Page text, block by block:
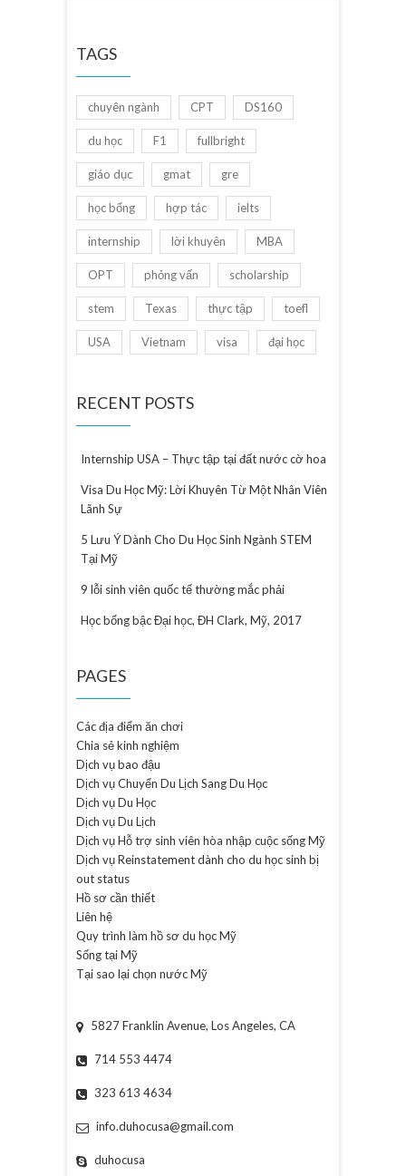
TAGS
chuyên ngành CPT DS160
du học F1 fullbright
giáo dục gmat gre
học bổng hợp tác ielts
internship lời khuyên MBA
OPT phỏng vấn scholarship
stem Texas thực tập toefl
USA Vietnam visa đại học
RECENT POSTS
Internship USA – Thực tập tại đất nước cờ hoa
Visa Du Học Mỹ: Lời Khuyên Từ Một Nhân Viên
Lãnh Sự
5 Lưu Ý Dành Cho Du Học Sinh Ngành STEM
Tại Mỹ
9 lỗi sinh viên quốc tế thường mắc phải
Học bổng bậc Đại học, ĐH Clark, Mỹ, 2017
PAGES
Các địa điểm ăn chơi
Chia sẻ kinh nghiệm
Dịch vụ bao đậu
Dịch vụ Chuyển Du Lịch Sang Du Học
Dịch vụ Du Học
Dịch vụ Du Lịch
Dịch vụ Hỗ trợ sinh viên hòa nhập cuộc sống Mỹ
Dịch vụ Reinstatement dành cho du học sinh bị
out status
Hồ sơ cần thiết
Liên hệ
Quy trình làm hồ sơ du học Mỹ
Sống tại Mỹ
Tại sao lại chọn nước Mỹ
5827 Franklin Avenue, Los Angeles, CA
714 553 4474
323 613 4634
info.duhocusa@gmail.com
duhocusa